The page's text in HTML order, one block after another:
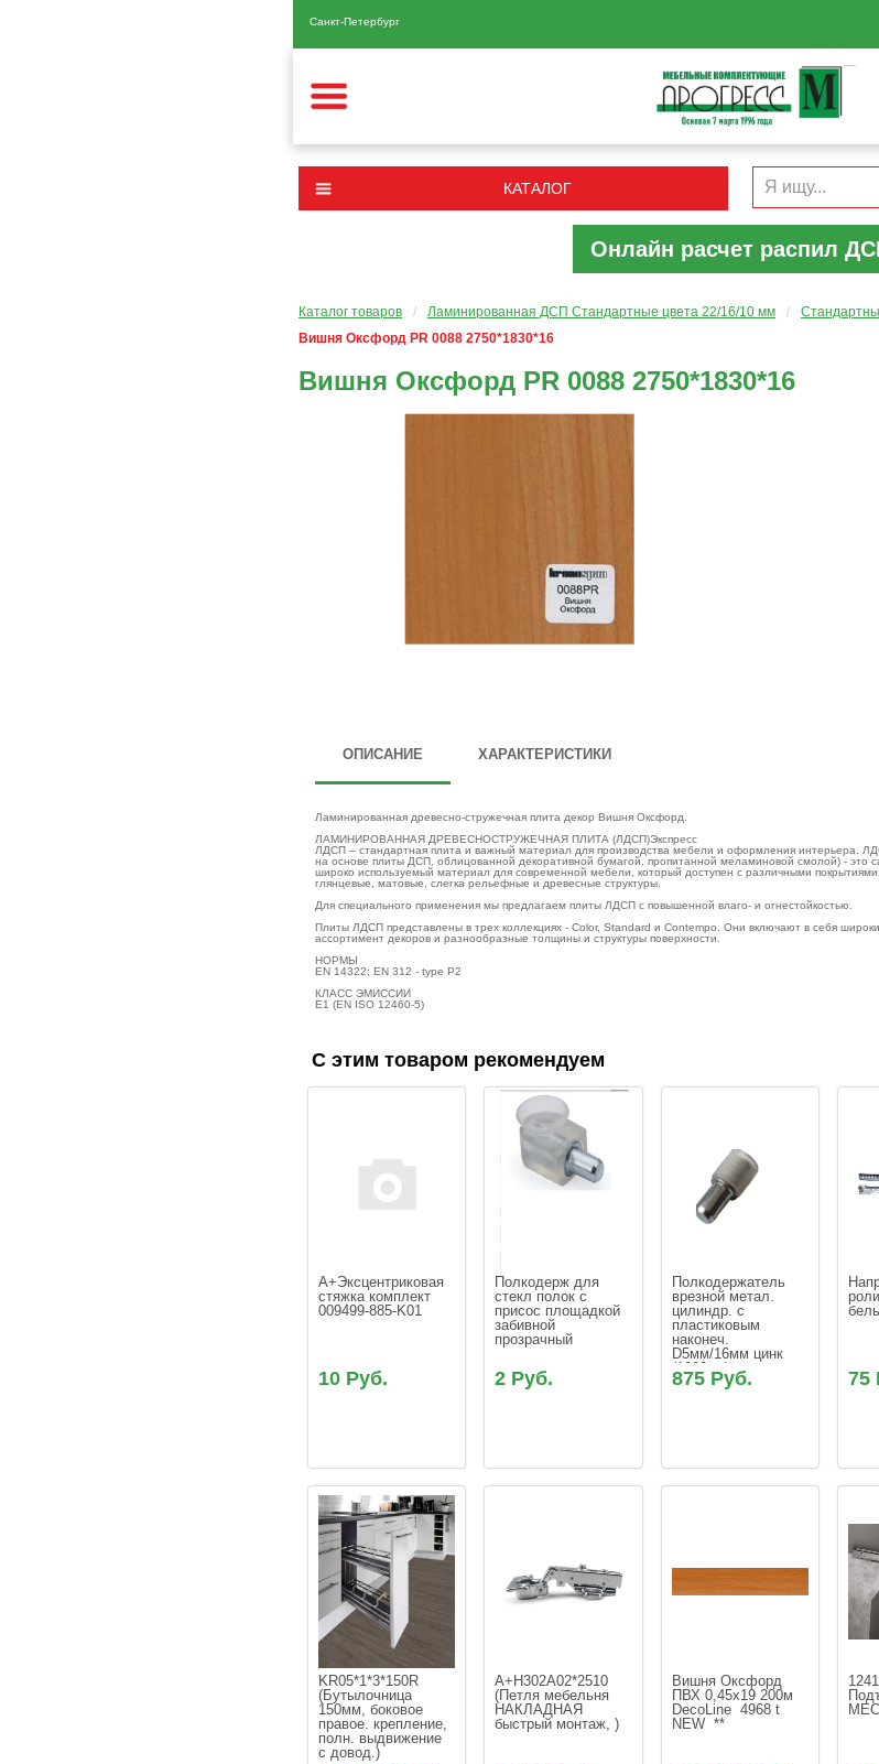
Санкт-Петербург
КАТАЛОГ
Онлайн расчет распил
Каталог товаров / Ламинированная ДСП Cтандартные цвета 22/16/10 мм /
Вишня Оксфорд PR 0088 2750*1830*16
Вишня Оксфорд PR 0088 2750*1830*16
ОПИСАНИЕ ХАРАКТЕРИСТИКИ
Ламинированная древесно-стружечная плита декор Вишня Оксфорд.
ЛАМИНИРОВАННАЯ ДРЕВЕСНОСТРУЖЕЧНАЯ ПЛИТА (ЛДСП)Экспресс
ЛДСП – стандартная плита и важный материал для производства мебели и оформления интерьера.
на основе плиты ДСП, облицованной декоративной бумагой, пропитанной меламиновой смолой) - это
широко используемый материал для современной мебели, который доступен с различными
глянцевые, матовые, слегка рельефные и древесные структуры.
Для специального применения мы предлагаем плиты ЛДСП с повышенной влаго- и огнестойкостью.
Плиты ЛДСП представлены в трех коллекциях - Color, Standard и Contempo. Они включают в себя
ассортимент декоров и разнообразные толщины и структуры поверхности.
НОРМЫ
EN 14322; EN 312 - type P2
КЛАСС ЭМИССИИ
E1 (EN ISO 12460-5)
С этим товаром рекомендуем
A+Эксцентриковая
стяжка комплект
009499-885-K01
10 Руб.
Полкодерж для
стекл полок с
присос площадкой
забивной
прозрачный
2 Руб.
Полкодержатель
врезной метал.
цилиндр. с
пластиковым
наконеч.
D5мм/16мм цинк
(1000шт)
875 Руб. 75
KR05*1*3*150R
(Бутылочница
150мм, боковое
правое. крепление,
полн. выдвижение
с довод.)
A+H302A02*2510
(Петля мебельня
НАКЛАДНАЯ
быстрый монтаж, )
Вишня Оксфорд
ПВХ 0,45х19 200м
DecoLine  4968 t
NEW  **